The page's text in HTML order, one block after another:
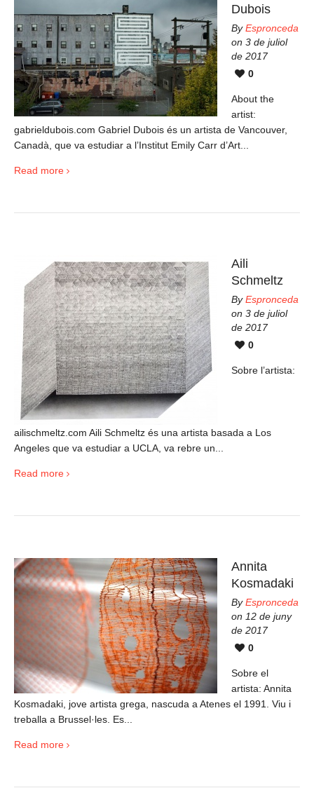
Dubois
ByEspronceda
on 3 de juliol
de 2017
0
About the
artist:
gabrieldubois.com Gabriel Dubois és un artista de Vancouver,
Canadà, que va estudiar a l’Institut Emily Carr d’Art...
Read more
Aili
Schmeltz
ByEspronceda
on 3 de juliol
de 2017
0
Sobre l’artista:
ailischmeltz.com Aili Schmeltz és una artista basada a Los
Angeles que va estudiar a UCLA, va rebre un...
Read more
Annita
Kosmadaki
ByEspronceda
on 12 de juny
de 2017
0
Sobre el
artista: Annita
Kosmadaki, jove artista grega, nascuda a Atenes el 1991. Viu i
treballa a Brussel·les. Es...
Read more